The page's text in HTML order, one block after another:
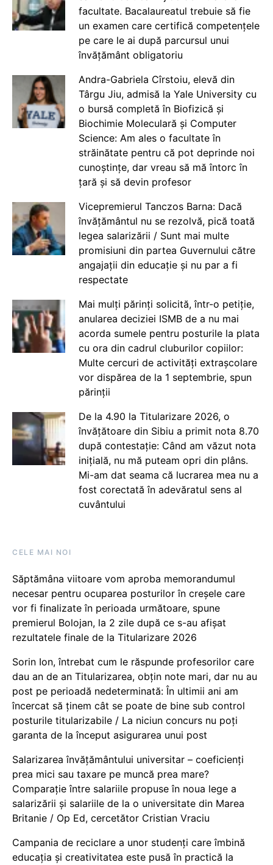
facultate. Bacalaureatul trebuie să fie
un examen care certifică competențele
pe care le ai după parcursul unui
învățământ obligatoriu
Andra-Gabriela Cîrstoiu, elevă din
Târgu Jiu, admisă la Yale University cu
o bursă completă în Biofizică și
Biochimie Moleculară și Computer
Science: Am ales o facultate în
străinătate pentru că pot deprinde noi
cunoștințe, dar vreau să mă întorc în
țară și să devin profesor
Vicepremierul Tanczos Barna: Dacă
învățământul nu se rezolvă, pică toată
legea salarizării / Sunt mai multe
promisiuni din partea Guvernului către
angajații din educație și nu par a fi
respectate
Mai mulți părinți solicită, într-o petiție,
anularea deciziei ISMB de a nu mai
acorda sumele pentru posturile la plata
cu ora din cadrul cluburilor copiilor:
Multe cercuri de activități extrașcolare
vor dispărea de la 1 septembrie, spun
părinții
De la 4.90 la Titularizare 2026, o
învățătoare din Sibiu a primit nota 8.70
după contestație: Când am văzut nota
inițială, nu mă puteam opri din plâns.
Mi-am dat seama că lucrarea mea nu a
fost corectată în adevăratul sens al
cuvântului
CELE MAI NOI
Săptămâna viitoare vom aproba memorandumul
necesar pentru ocuparea posturilor în creșele care
vor fi finalizate în perioada următoare, spune
premierul Bolojan, la 2 zile după ce s-au afișat
rezultatele finale de la Titularizare 2026
Sorin Ion, întrebat cum le răspunde profesorilor care
dau an de an Titularizarea, obțin note mari, dar nu au
post pe perioadă nedeterminată: În ultimii ani am
încercat să ținem cât se poate de bine sub control
posturile titularizabile / La niciun concurs nu poți
garanta de la început asigurarea unui post
Salarizarea învățământului universitar – coeficienți
prea mici sau taxare pe muncă prea mare?
Comparație între salariile propuse în noua lege a
salarizării și salariile de la o universitate din Marea
Britanie / Op Ed, cercetător Cristian Vraciu
Campania de reciclare a unor studenți care îmbină
educația și creativitatea este pusă în practică la